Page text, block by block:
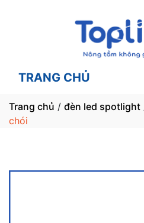
TRANG CHỦ
Trang chủ / đèn led spotlight
chói